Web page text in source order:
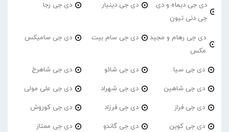
دی جی دیماه و دی
جی دنی تیون
دی جی دینیار دی جی رجا
دی جی رهام و مجید
مکس
دی جی سام بیت دی جی سامیکس
دی جی سیا دی جی شائو دی جی شاهرخ
دی جی شاهین دی جی شهراد دی جی علی مولی
دی جی فراز دی جی فرزاد دی جی کوروش
دی جی کوین دی جی گاندو دی جی ممتاز